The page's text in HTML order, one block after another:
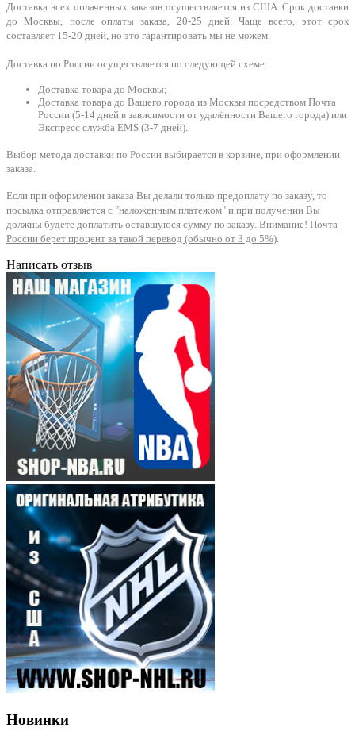
Доставка всех оплаченных заказов осуществляется из США. Срок доставки
до Москвы, после оплаты заказа, 20-25 дней. Чаще всего, этот срок
составляет 15-20 дней, но это гарантировать мы не можем.
Доставка по России осуществляется по следующей схеме:
Доставка товара до Москвы;
Доставка товара до Вашего города из Москвы посредством Почта
России (5-14 дней в зависимости от удалённости Вашего города) или
Экспресс служба EMS (3-7 дней).
Выбор метода доставки по России выбирается в корзине, при оформлении
заказа.
Если при оформлении заказа Вы делали только предоплату по заказу, то
посылка отправляется с "наложенным платежом" и при получении Вы
должны будете доплатить оставшуюся сумму по заказу. Внимание! Почта
России берет процент за такой перевод (обычно от 3 до 5%).
Написать отзыв
Новинки